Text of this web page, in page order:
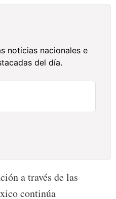
noticias nacionales e
del día.
a través de las
continúa